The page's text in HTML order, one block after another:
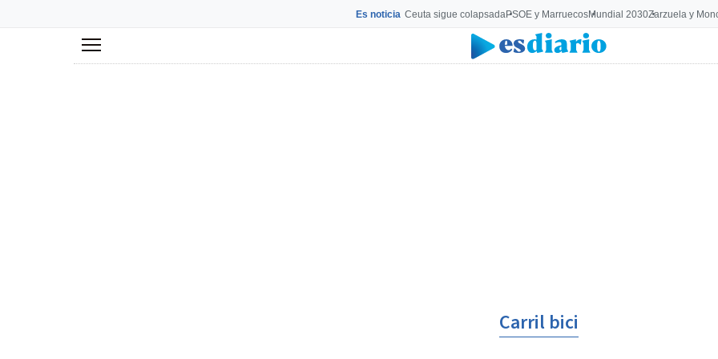
Es noticia Ceuta sigue colapsadaPSOE y MarruecosMundial 2030Zarzuela y
Menú
Carril bici